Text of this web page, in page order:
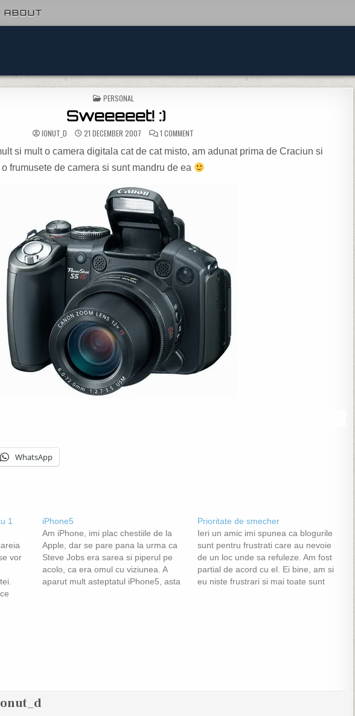
ABOUT
POSTED IN
PERSONAL
Sweeeeet! :)
IONUT_D 21 DECEMBER 2007 1 COMMENT
si mult o camera digitala cat de cat misto, am adunat prima de Craciun si
frumusete de camera si sunt mandru de ea
WhatsApp
1
vor
iPhone5
Am iPhone, imi plac chestiile de la
Apple, dar se pare pana la urma ca
Steve Jobs era sarea si piperul pe
acolo, ca era omul cu viziunea. A
aparut mult asteptatul iPhone5, asta
Prioritate de smecher
Ieri un amic imi spunea ca blogurile
sunt pentru frustrati care au nevoie
de un loc unde sa refuleze. Am fost
partial de acord cu el. Ei bine, am si
eu niste frustrari si mai toate sunt